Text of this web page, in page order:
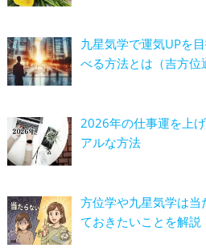
九星気学で運気UPを
べる方法とは（吉方位
2026年の仕事運を上
アルな方法
方位学や九星気学は当
ておきたいことを解説